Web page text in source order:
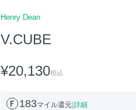
Henry Dean
V.CUBE
¥20,130税込
183マイル還元|詳細